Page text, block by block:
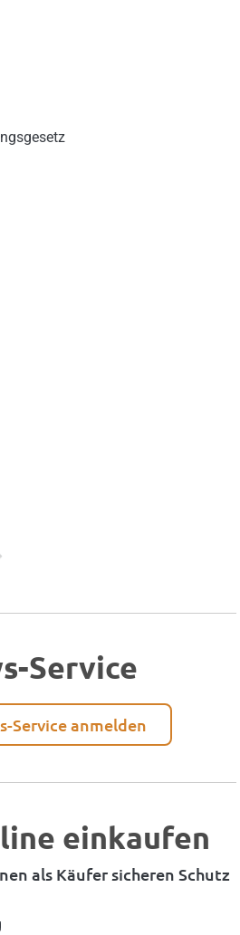
Service
Service anmelden
einkaufen
als Käufer sicheren Schutz